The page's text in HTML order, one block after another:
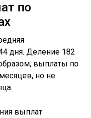
по
дня. Деление 182
выплаты по
но не
выплат